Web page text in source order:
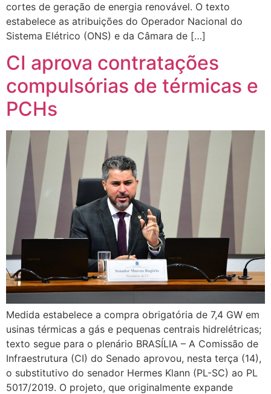
cortes de geração de energia renovável. O texto
estabelece as atribuições do Operador Nacional do
Sistema Elétrico (ONS) e da Câmara de […]
CI aprova contratações
compulsórias de térmicas e
PCHs
Medida estabelece a compra obrigatória de 7,4 GW em
usinas térmicas a gás e pequenas centrais hidrelétricas;
texto segue para o plenário BRASÍLIA – ​A Comissão de
Infraestrutura (CI) do Senado aprovou, nesta terça (14),
o substitutivo do senador Hermes Klann (PL-SC) ao PL
5017/2019. O projeto, que originalmente expande